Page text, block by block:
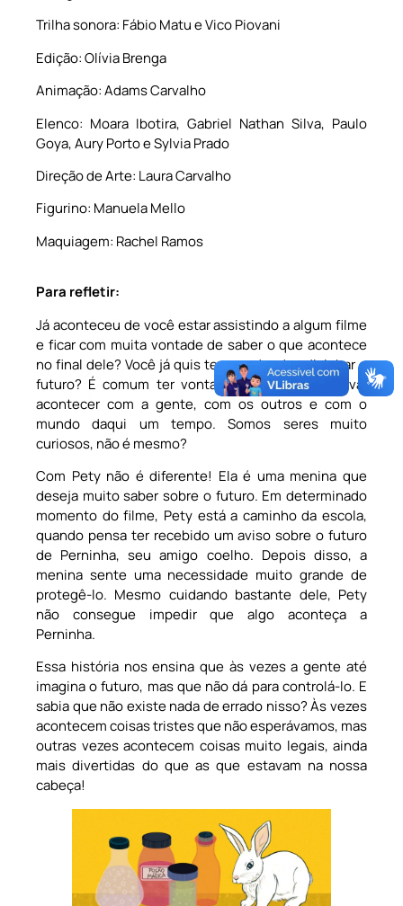
Trilha sonora: Fábio Matu e Vico Piovani
Edição: Olívia Brenga
Animação: Adams Carvalho
Elenco: Moara Ibotira, Gabriel Nathan Silva, Paulo
Goya, Aury Porto e Sylvia Prado
Direção de Arte: Laura Carvalho
Figurino: Manuela Mello
Maquiagem: Rachel Ramos
Para refletir:
Já aconteceu de você estar assistindo a algum filme
e ficar com muita vontade de saber o que acontece
no final dele? Você já quis ter o poder de adivinhar o
futuro? É comum ter vontade de saber o que vai
acontecer com a gente, com os outros e com o
mundo daqui um tempo. Somos seres muito
curiosos, não é mesmo?
Com Pety não é diferente! Ela é uma menina que
deseja muito saber sobre o futuro. Em determinado
momento do filme, Pety está a caminho da escola,
quando pensa ter recebido um aviso sobre o futuro
de Perninha, seu amigo coelho. Depois disso, a
menina sente uma necessidade muito grande de
protegê-lo. Mesmo cuidando bastante dele, Pety
não consegue impedir que algo aconteça a
Perninha.
Essa história nos ensina que às vezes a gente até
imagina o futuro, mas que não dá para controlá-lo. E
sabia que não existe nada de errado nisso? Às vezes
acontecem coisas tristes que não esperávamos, mas
outras vezes acontecem coisas muito legais, ainda
mais divertidas do que as que estavam na nossa
cabeça!